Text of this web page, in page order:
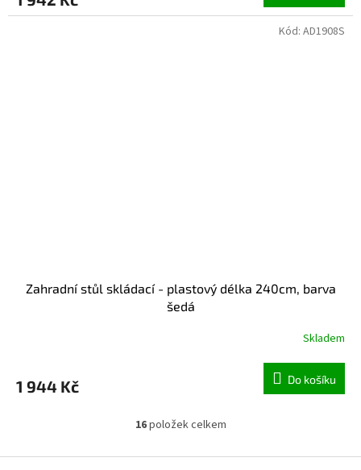
Zahradní stůl skládací - plastový délka 240cm, barva
šedá
Skladem
1 944 Kč Do košíku
Kód: AD1908S
Ovládací prvky výpisu
16položek celkem